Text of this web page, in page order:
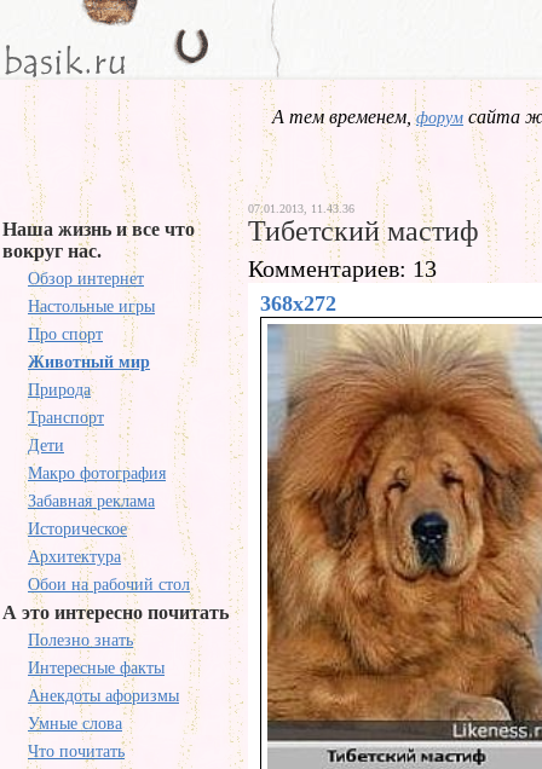
А тем временем,форум сайта
Наша жизнь и все что
вокруг нас.
Обзор интернет
Настольные игры
Про спорт
Животный мир
Природа
Транспорт
Дети
Макро фотография
Забавная реклама
Историческое
Архитектура
Обои на рабочий стол
А это интересно почитать
Полезно знать
Интересные факты
Анекдоты афоризмы
Умные слова
Что почитать
07.01.2013, 11.43.36
Тибетский мастиф
Комментариев: 13
368x272